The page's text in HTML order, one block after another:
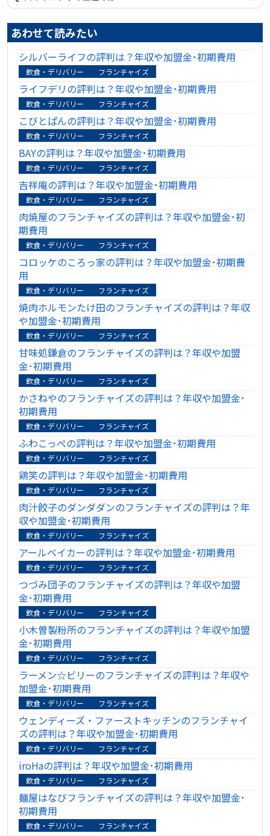
あわせて読みたい
シルバーライフの評判は？年収や加盟金･初期費用
飲食・デリバリー フランチャイズ
ライフデリの評判は？年収や加盟金･初期費用
飲食・デリバリー フランチャイズ
こびとぱんの評判は？年収や加盟金･初期費用
飲食・デリバリー フランチャイズ
BAYの評判は？年収や加盟金･初期費用
飲食・デリバリー フランチャイズ
吉祥庵の評判は？年収や加盟金･初期費用
飲食・デリバリー フランチャイズ
肉焼屋のフランチャイズの評判は？年収や加盟金･初
期費用
飲食・デリバリー フランチャイズ
コロッケのころっ家の評判は？年収や加盟金･初期費
用
飲食・デリバリー フランチャイズ
焼肉ホルモンたけ田のフランチャイズの評判は？年収
や加盟金･初期費用
飲食・デリバリー フランチャイズ
甘味処鎌倉のフランチャイズの評判は？年収や加盟
金･初期費用
飲食・デリバリー フランチャイズ
かさねやのフランチャイズの評判は？年収や加盟金･
初期費用
飲食・デリバリー フランチャイズ
ふわこっぺの評判は？年収や加盟金･初期費用
飲食・デリバリー フランチャイズ
鶏笑の評判は？年収や加盟金･初期費用
飲食・デリバリー フランチャイズ
肉汁餃子のダンダダンのフランチャイズの評判は？年
収や加盟金･初期費用
飲食・デリバリー フランチャイズ
アールベイカーの評判は？年収や加盟金･初期費用
飲食・デリバリー フランチャイズ
つづみ団子のフランチャイズの評判は？年収や加盟
金･初期費用
飲食・デリバリー フランチャイズ
小木曽製粉所のフランチャイズの評判は？年収や加盟
金･初期費用
飲食・デリバリー フランチャイズ
ラーメン☆ビリーのフランチャイズの評判は？年収や
加盟金･初期費用
飲食・デリバリー フランチャイズ
ウェンディーズ・ファーストキッチンのフランチャイ
ズの評判は？年収や加盟金･初期費用
飲食・デリバリー フランチャイズ
iroHaの評判は？年収や加盟金･初期費用
飲食・デリバリー フランチャイズ
麺屋はなびフランチャイズの評判は？年収や加盟金･
初期費用
飲食・デリバリー フランチャイズ